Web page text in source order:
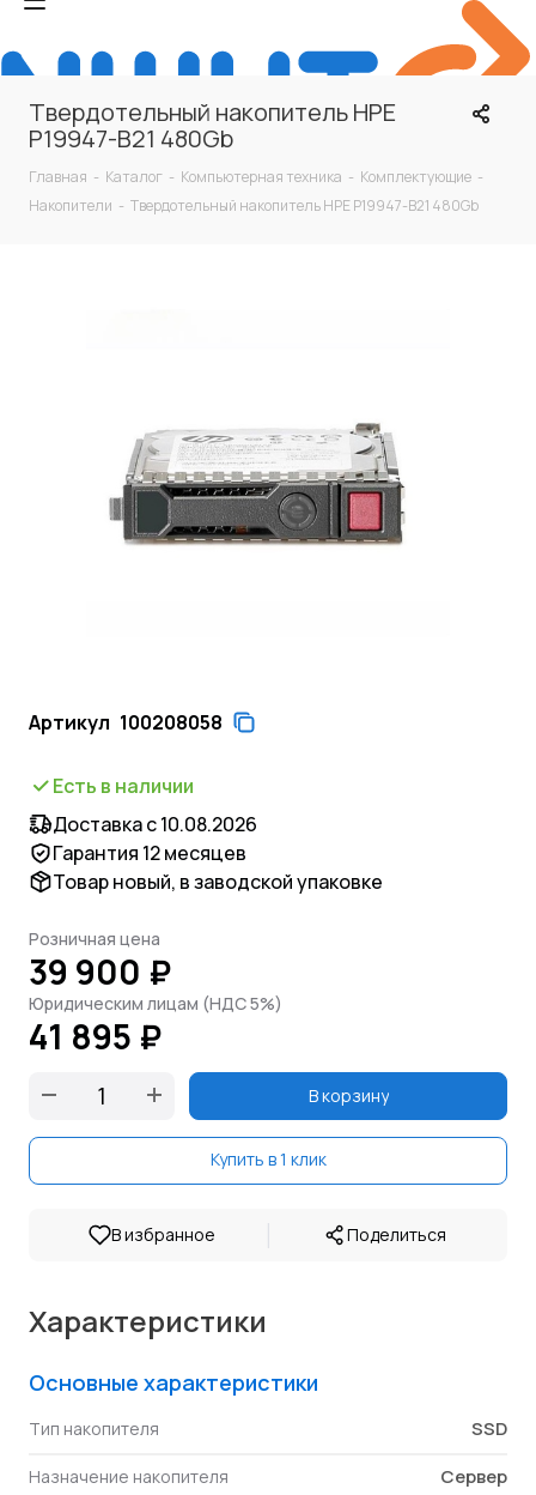
Твердотельный накопитель HPE
P19947-B21 480Gb
Главная - Каталог - Компьютерная техника - Комплектующие -
Накопители - Твердотельный накопитель HPE P19947-B21 480Gb
Артикул 100208058
Есть в наличии
Доставка с 10.08.2026
Гарантия 12 месяцев
Товар новый, в заводской упаковке
Розничная цена
39 900 ₽
Юридическим лицам (НДС 5%)
41 895 ₽
В корзину
Купить в 1 клик
В избранное | Поделиться
Характеристики
Основные характеристики
Тип накопителя SSD
Назначение накопителя Сервер